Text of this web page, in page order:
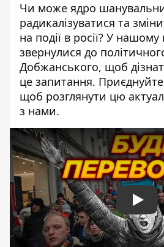
Чи може ядро
радикалізуватися та
на події в росії? У нашому
звернулися до
Добжанського, щоб
це запитання.
щоб розглянути цю
з нами.
Play